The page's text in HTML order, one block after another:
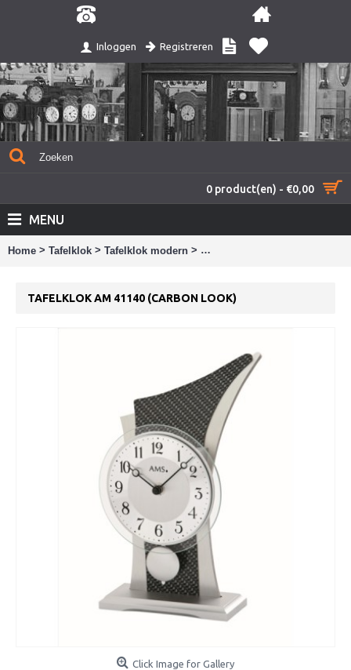
Inloggen Registreren
0 product(en) - €0,00
MENU
Home > Tafelklok > Tafelklok modern > Tafelklok AM 41140 (carbon
TAFELKLOK AM 41140 (CARBON LOOK)
Click Image for Gallery